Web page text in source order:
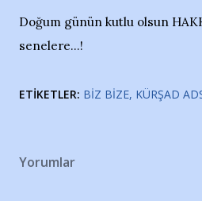
Doğum günün kutlu olsun
senelere...!
ETIKETLER: BIZ BIZE KÜRŞAD
Yorumlar